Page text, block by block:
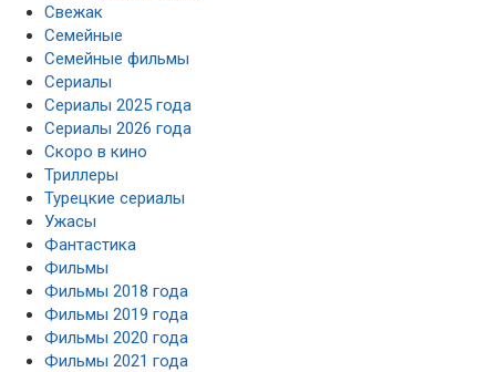
Свежак
Семейные
Семейные фильмы
Сериалы
Сериалы 2025 года
Сериалы 2026 года
Скоро в кино
Триллеры
Турецкие сериалы
Ужасы
Фантастика
Фильмы
Фильмы 2018 года
Фильмы 2019 года
Фильмы 2020 года
Фильмы 2021 года